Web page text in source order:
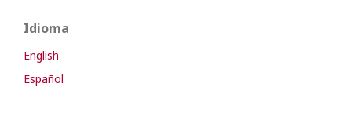
Idioma
English
Español